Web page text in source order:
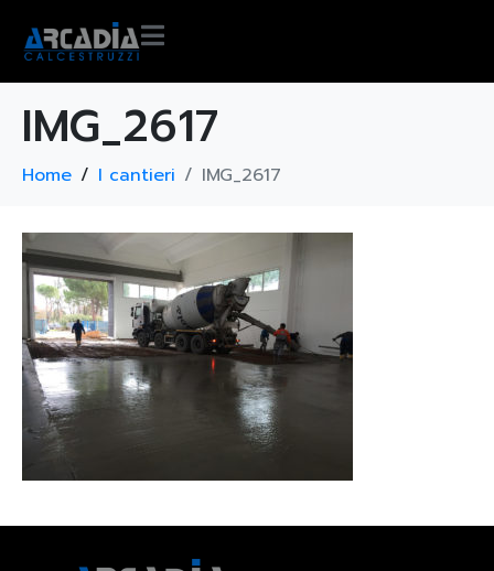
IMG_2617
Home I cantieri IMG_2617